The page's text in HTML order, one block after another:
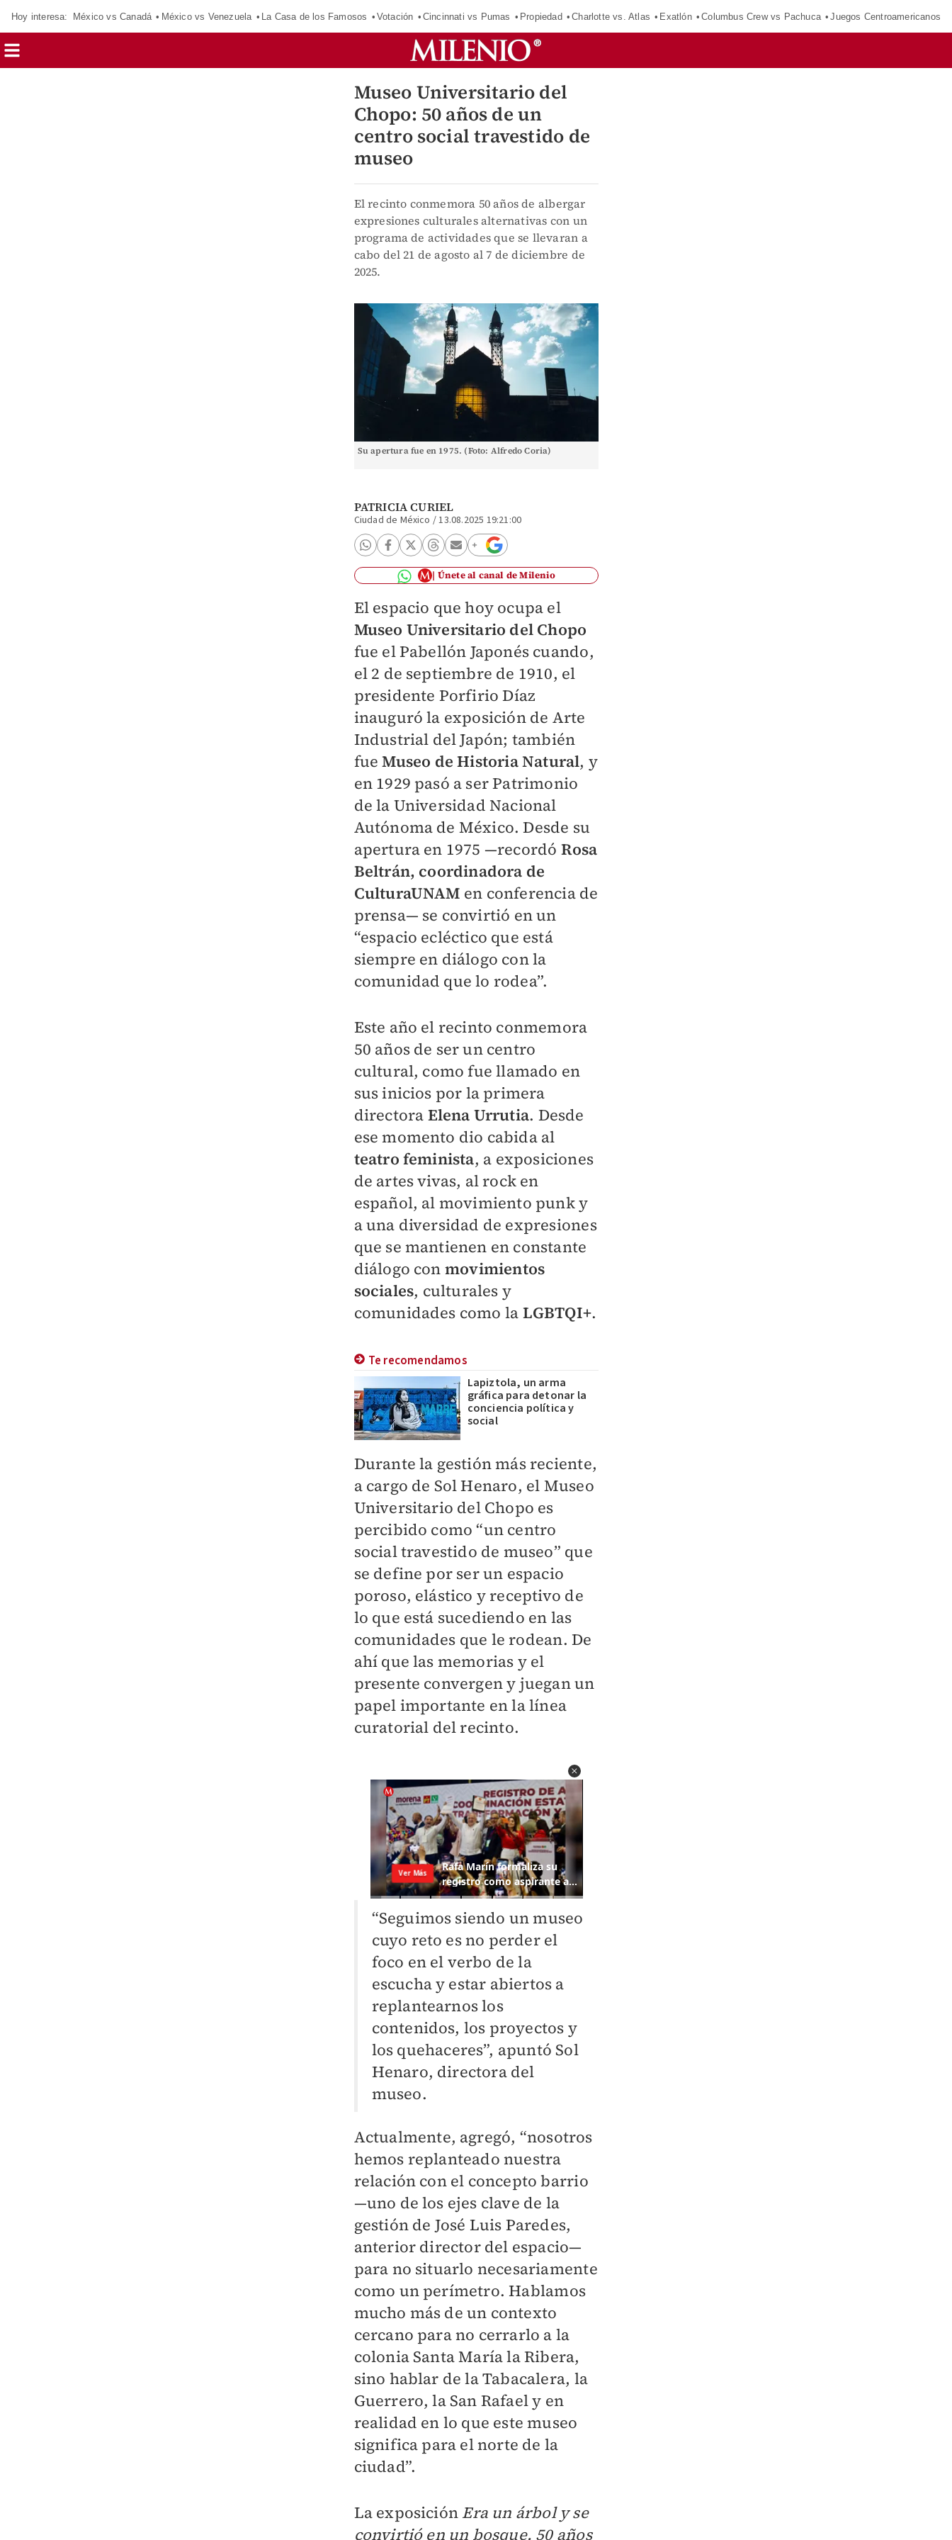
Hoy interesa: México vs Canadá México vs Venezuela La Casa de los Famosos Votación Cincinnati vs Pumas Propiedad Charlotte vs. Atlas Exatlón Columbus Crew vs Pachuca Juegos Centroamericanos
Museo Universitario del
Chopo: 50 años de un
centro social travestido de
museo
El recinto conmemora 50 años de albergar
expresiones culturales alternativas con un
programa de actividades que se llevaran a
cabo del 21 de agosto al 7 de diciembre de
2025.
Su apertura fue en 1975. (Foto: Alfredo Coria)
PATRICIA CURIEL
Ciudad de México /13.08.2025 19:21:00
Únete al canal de Milenio
El espacio que hoy ocupa el
Museo Universitario del Chopo
fue el Pabellón Japonés cuando,
el 2 de septiembre de 1910, el
presidente Porfirio Díaz
inauguró la exposición de Arte
Industrial del Japón; también
fue Museo de Historia Natural, y
en 1929 pasó a ser Patrimonio
de la Universidad Nacional
Autónoma de México. Desde su
apertura en 1975 —recordó Rosa
Beltrán, coordinadora de
CulturaUNAM en conferencia de
prensa— se convirtió en un
“espacio ecléctico que está
siempre en diálogo con la
comunidad que lo rodea”.
Este año el recinto conmemora
50 años de ser un centro
cultural, como fue llamado en
sus inicios por la primera
directora Elena Urrutia. Desde
ese momento dio cabida al
teatro feminista, a exposiciones
de artes vivas, al rock en
español, al movimiento punk y
a una diversidad de expresiones
que se mantienen en constante
diálogo con movimientos
sociales, culturales y
comunidades como la LGBTQI+.
Te recomendamos
Lapiztola, un arma
gráfica para detonar la
conciencia política y
social
Durante la gestión más reciente,
a cargo de Sol Henaro, el Museo
Universitario del Chopo es
percibido como “un centro
social travestido de museo” que
se define por ser un espacio
poroso, elástico y receptivo de
lo que está sucediendo en las
comunidades que le rodean. De
ahí que las memorias y el
presente convergen y juegan un
papel importante en la línea
curatorial del recinto.
“Seguimos siendo un museo
cuyo reto es no perder el
foco en el verbo de la
escucha y estar abiertos a
replantearnos los
contenidos, los proyectos y
los quehaceres”, apuntó Sol
Henaro, directora del
museo.
Actualmente, agregó, “nosotros
hemos replanteado nuestra
relación con el concepto barrio
—uno de los ejes clave de la
gestión de José Luis Paredes,
anterior director del espacio—
para no situarlo necesariamente
como un perímetro. Hablamos
mucho más de un contexto
cercano para no cerrarlo a la
colonia Santa María la Ribera,
sino hablar de la Tabacalera, la
Guerrero, la San Rafael y en
realidad en lo que este museo
significa para el norte de la
ciudad”.
La exposición Era un árbol y se
convirtió en un bosque. 50 años